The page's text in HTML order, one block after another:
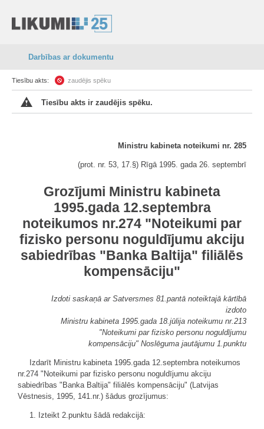
Darbības ar dokumentu
Tiesību akts: zaudējis spēku
Tiesību akts ir zaudējis spēku.
Ministru kabineta noteikumi nr. 285
(prot. nr. 53, 17.§) Rīgā 1995. gada 26. septembrī
Grozījumi Ministru kabineta
1995.gada 12.septembra
noteikumos nr.274 "Noteikumi par
fizisko personu noguldījumu akciju
sabiedrības "Banka Baltija" filiālēs
kompensāciju"
Izdoti saskaņā ar Satversmes 81.pantā noteiktajā kārtībā
izdoto
Ministru kabineta 1995.gada 18.jūlija noteikumu nr.213
"Noteikumi par fizisko personu noguldījumu
kompensāciju" Noslēguma jautājumu 1.punktu
Izdarīt Ministru kabineta 1995.gada 12.septembra noteikumos
nr.274 "Noteikumi par fizisko personu noguldījumu akciju
sabiedrības "Banka Baltija" filiālēs kompensāciju" (Latvijas
Vēstnesis, 1995, 141.nr.) šādus grozījumus:
1. Izteikt 2.punktu šādā redakcijā: